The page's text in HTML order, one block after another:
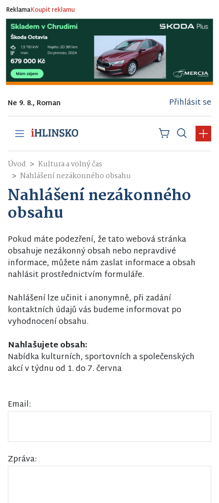
ReklamaKoupit reklamu
Ne 9. 8., Roman Přihlásit se
Úvod
Kultura a volný čas
Nahlášení nezákonného obsahu
Nahlášení nezákonného
obsahu
Pokud máte podezření, že tato webová stránka
obsahuje nezákonný obsah nebo nepravdivé
informace, můžete nám zaslat informace a obsah
nahlásit prostřednictvím formuláře.
Nahlášení lze učinit i anonymně, při zadání
kontaktních údajů vás budeme informovat po
vyhodnocení obsahu.
Nahlašujete obsah:
Nabídka kulturních, sportovních a společenských
akcí v týdnu od 1. do 7. června
Email:
Zpráva: